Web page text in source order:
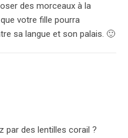
des morceaux à la
votre fille pourra
sa langue et son palais. 🙂
par des lentilles corail ?